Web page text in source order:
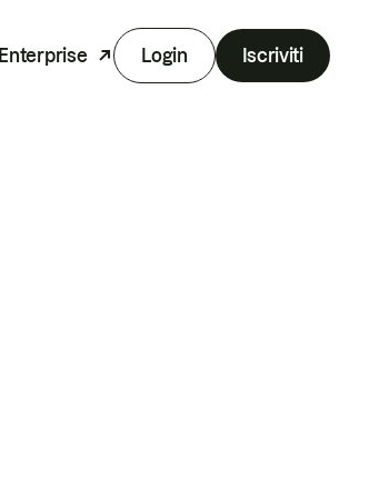
Enterprise Login Iscriviti